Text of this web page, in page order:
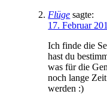
Flüge sagte:
17. Februar
Ich finde die
hast du
was für die
noch lange
werden :)